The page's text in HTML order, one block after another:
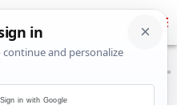
ZA TAG “
Sign in with Google